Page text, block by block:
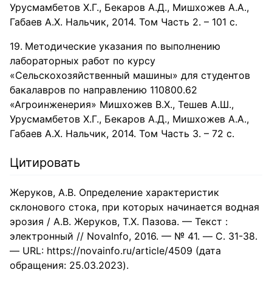
Урусмамбетов Х.Г., Бекаров А.Д., Мишхожев А.А.,
Габаев А.Х. Нальчик, 2014. Том Часть 2. – 101 с.
Методические указания по выполнению
лабораторных работ по курсу
«Сельскохозяйственный машины» для студентов
бакалавров по направлению 110800.62
«Агроинженерия» Мишхожев В.Х., Тешев А.Ш.,
Урусмамбетов Х.Г., Бекаров А.Д., Мишхожев А.А.,
Габаев А.Х. Нальчик, 2014. Том Часть 3. – 72 с.
Цитировать
Жеруков, А.В. Определение характеристик
склонового стока, при которых начинается водная
эрозия / А.В. Жеруков, Т.Х. Пазова. — Текст :
электронный // NovaInfo, 2016. — № 41. — С. 31-38.
— URL: https://novainfo.ru/article/4509 (дата
обращения: 25.03.2023).